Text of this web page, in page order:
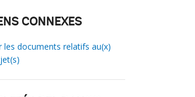
CONNEXES
les documents relatifs au(x)